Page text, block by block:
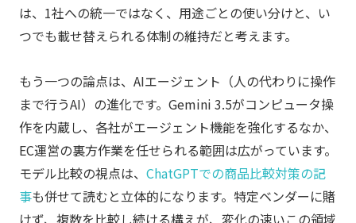
は、1社への統一ではなく、用途ごとの使い分けと、い
つでも載せ替えられる体制の維持だと考えます。
もう一つの論点は、AIエージェント（人の代わりに操作
まで行うAI）の進化です。Gemini 3.5がコンピュータ操
作を内蔵し、各社がエージェント機能を強化するなか、
EC運営の裏方作業を任せられる範囲は広がっています。
モデル比較の視点は、 ChatGPTでの商品比較対策の記
事も併せて読むと立体的になります。特定ベンダーに賭
けず、複数を比較し続ける構えが、変化の速いこの領域